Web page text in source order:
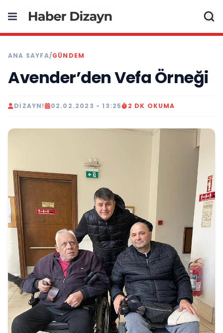
ANA SAYFA/GÜNDEM
Avender’den Vefa Örneği
DIZAYN! 02.02.2023 - 13:25 2 DK OKUMA